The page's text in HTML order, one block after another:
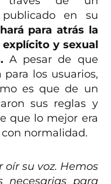
en su
para atrás la
y sexual
A pesar de que
los usuarios,
es que de un
sus reglas y
que lo mejor era
normalidad.
oír su voz. Hemos
necesarias para